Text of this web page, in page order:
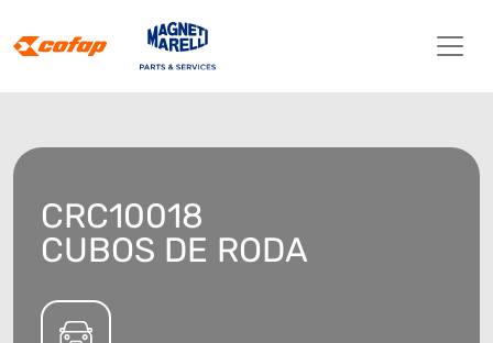
CRC10018
CUBOS DE RODA